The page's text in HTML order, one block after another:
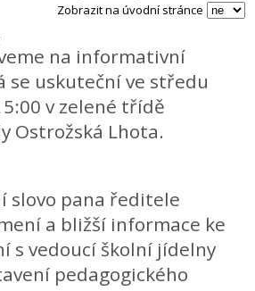
Zobrazit na úvodní stránce
na informativní
se uskuteční ve středu
v zelené třídě
Ostrožská Lhota.
slovo pana ředitele
a bližší informace ke
s vedoucí školní jídelny
pedagogického